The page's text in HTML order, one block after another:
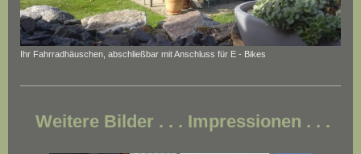
Ihr Fahrradhäuschen, abschließbar mit Anschluss für E - Bikes
Weitere Bilder . . . Impressionen . . .